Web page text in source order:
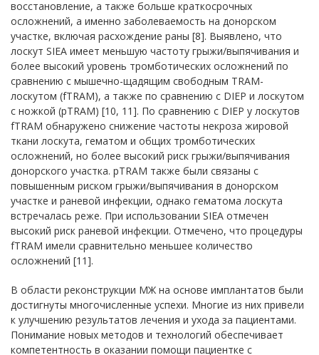
восстановление, а также больше краткосрочных
осложнений, а именно заболеваемость на донорском
участке, включая расхождение раны [8]. Выявлено, что
лоскут SIEA имеет меньшую частоту грыжи/выпячивания и
более высокий уровень тромботических осложнений по
сравнению с мышечно-щадящим свободным TRAM-
лоскутом (fTRAM), а также по сравнению с DIEP и лоскутом
с ножкой (pTRAM) [10, 11]. По сравнению с DIEP у лоскутов
fTRAM обнаружено снижение частоты некроза жировой
ткани лоскута, гематом и общих тромботических
осложнений, но более высокий риск грыжи/выпячивания
донорского участка. pTRAM также были связаны с
повышенным риском грыжи/выпячивания в донорском
участке и раневой инфекции, однако гематома лоскута
встречалась реже. При использовании SIEA отмечен
высокий риск раневой инфекции. Отмечено, что процедуры
fTRAM имели сравнительно меньшее количество
осложнений [11].
В области реконструкции МЖ на основе имплантатов были
достигнуты многочисленные успехи. Многие из них привели
к улучшению результатов лечения и ухода за пациентами.
Понимание новых методов и технологий обеспечивает
компетентность в оказании помощи пациентке с